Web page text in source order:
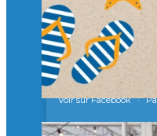
À l’Isep, nous
Mastères
valeurs humaines,
...Voir plus
il y a 2 mois
Voir sur Facebook ·